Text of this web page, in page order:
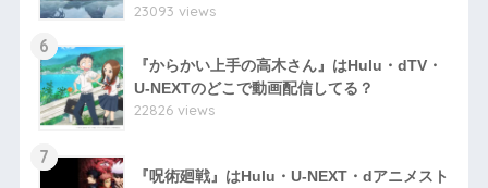
23093 views
6
『からかい上手の高木さん』はHulu・dTV・
U-NEXTのどこで動画配信してる？
22826 views
7
『呪術廻戦』はHulu・U-NEXT・dアニメスト